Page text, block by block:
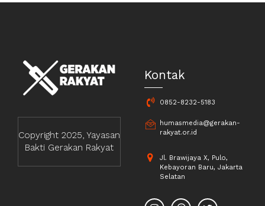
Copyright 2025, Yayasan
Bakti Gerakan Rakyat
Kontak
0852-8232-5183
humasmedia@gerakan-
rakyat.or.id
Jl. Brawijaya X, Pulo,
Kebayoran Baru, Jakarta
Selatan